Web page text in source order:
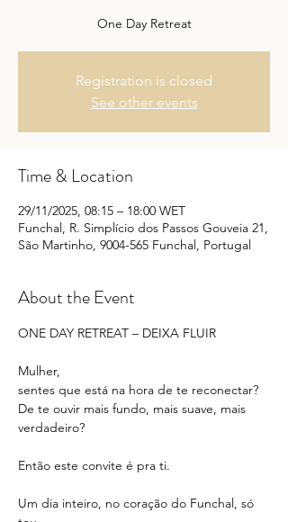
One Day Retreat
Registration is closed
See other events
Time & Location
29/11/2025, 08:15 – 18:00 WET
Funchal, R. Simplício dos Passos Gouveia 21,
São Martinho, 9004-565 Funchal, Portugal
About the Event
ONE DAY RETREAT – DEIXA FLUIR
Mulher,
sentes que está na hora de te reconectar?
De te ouvir mais fundo, mais suave, mais
verdadeiro?
Então este convite é pra ti.
Um dia inteiro, no coração do Funchal, só